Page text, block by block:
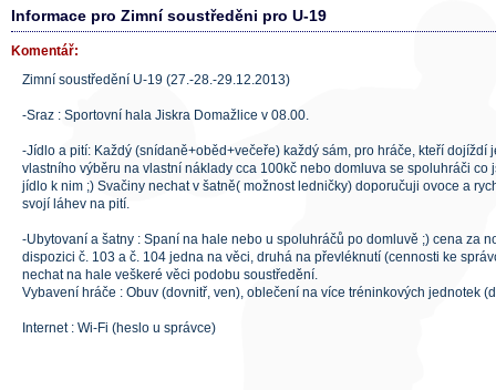
Informace pro Zimní soustředěni pro U-19
Komentář:
Zimní soustředění U-19 (27.-28.-29.12.2013)
-Sraz : Sportovní hala Jiskra Domažlice v 08.00.
-Jídlo a pití: Každý (snídaně+oběd+večeře) každý sám, pro hráče, kteří dojíždí
vlastního výběru na vlastní náklady cca 100kč nebo domluva se spoluhráči co
jídlo k nim ;) Svačiny nechat v šatně( možnost ledničky) doporučuji ovoce a
svojí láhev na pití.
-Ubytovaní a šatny : Spaní na hale nebo u spoluhráčů po domluvě ;) cena za
dispozici č. 103 a č. 104 jedna na věci, druhá na převléknutí (cennosti ke
nechat na hale veškeré věci podobu soustředění.
Vybavení hráče : Obuv (dovnitř, ven), oblečení na více tréninkových jednotek
Internet : Wi-Fi (heslo u správce)